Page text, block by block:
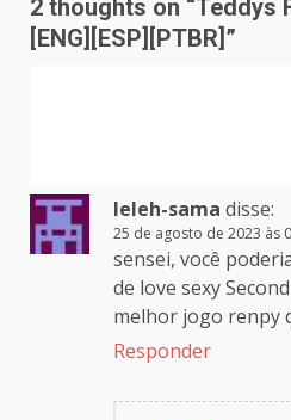
2 thoughts on “Teddys
[ENG][ESP][PTBR] ”
leleh-sama disse:
25 de agosto de 2023 às
sensei, você
de love sexy
melhor jogo renpy
Responder